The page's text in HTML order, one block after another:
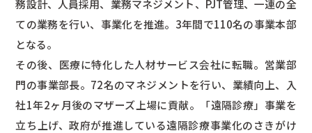
務設計、人員採用、業務マネジメント、PJT管理、一連の全
ての業務を行い、事業化を推進。3年間で110名の事業本部
となる。
その後、医療に特化した人材サービス会社に転職。営業部
門の事業部長。72名のマネジメントを行い、業績向上、入
社1年2ヶ月後のマザーズ上場に貢献。「遠隔診療」事業を
立ち上げ、政府が推進している遠隔診療事業化のさきがけ